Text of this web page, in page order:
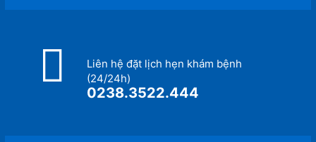
Liên hệ đặt lịch hẹn khám bệnh
(24/24h)
0238.3522.444